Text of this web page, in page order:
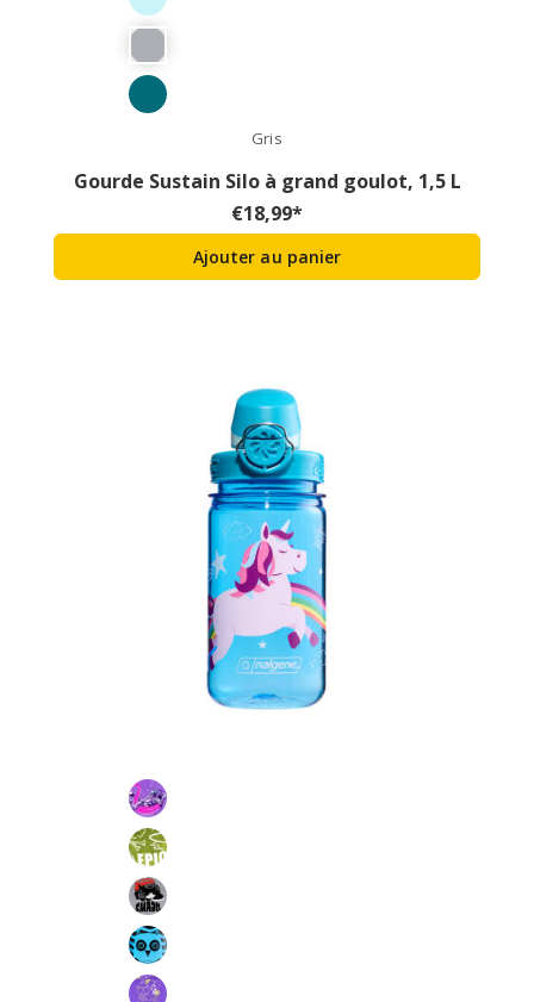
Gris
Gourde Sustain Silo à grand goulot, 1,5 L
€18,99*
Ajouter au panier